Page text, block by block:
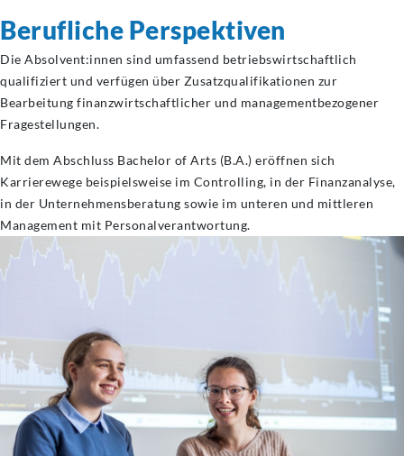
Berufliche Perspektiven
Die Absolvent:innen sind umfassend betriebswirtschaftlich
qualifiziert und verfügen über Zusatzqualifikationen zur
Bearbeitung finanzwirtschaftlicher und managementbezogener
Fragestellungen.
Mit dem Abschluss Bachelor of Arts (B.A.) eröffnen sich
Karrierewege beispielsweise im Controlling, in der Finanzanalyse,
in der Unternehmensberatung sowie im unteren und mittleren
Management mit Personalverantwortung.